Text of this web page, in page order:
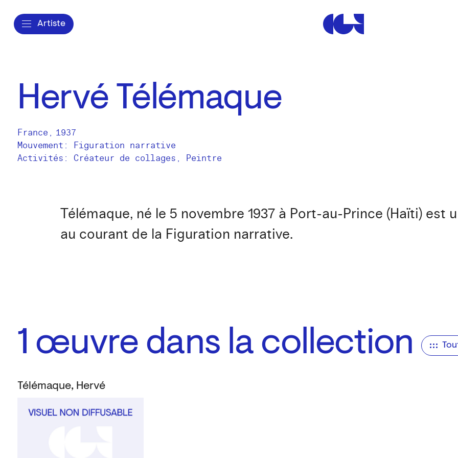
Artiste Centre de la Gravure et
Hervé Télémaque
France , 1937
Mouvement: Figuration narrative
Activités: Créateur de collages Peintre
Télémaque, né le 5 novembre 1937 à Port-au-Prince (Haïti) est
au courant de la Figuration narrative.
1 œuvre dans la collection
Télémaque, Hervé